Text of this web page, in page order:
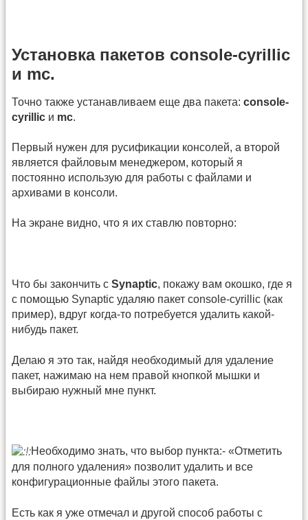
Установка пакетов console-cyrillic
и mc.
Точно также устанавливаем еще два пакета: console-
cyrillic и mc.
Первый нужен для русификации консолей, а второй
является файловым менеджером, который я
постоянно использую для работы с файлами и
архивами в консоли.
На экране видно, что я их ставлю повторно:
Что бы закончить с Synaptic, покажу вам окошко, где я
с помощью Synaptic удаляю пакет console-cyrillic (как
пример), вдруг когда-то потребуется удалить какой-
нибудь пакет.
Делаю я это так, найдя необходимый для удаление
пакет, нажимаю на нем правой кнопкой мышки и
выбираю нужный мне пункт.
Необходимо знать, что выбор пункта:- «Отметить
для полного удаления» позволит удалить и все
конфигурационные файлы этого пакета.
Есть как я уже отмечал и другой способ работы с